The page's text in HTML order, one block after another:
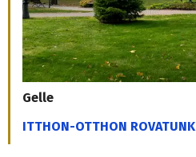
Gelle
ITTHON-OTTHON ROVATUNK